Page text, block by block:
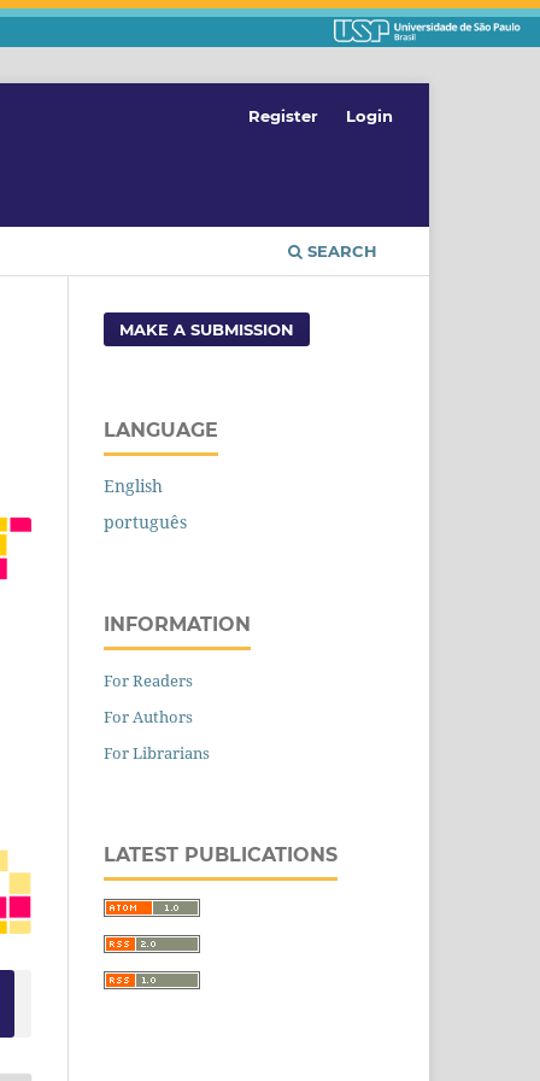
SEARCH
Register Login
MAKE A SUBMISSION
LANGUAGE
English
português
INFORMATION
For Readers
For Authors
For Librarians
LATEST PUBLICATIONS